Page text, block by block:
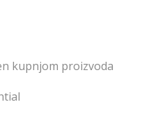
kupnjom proizvoda